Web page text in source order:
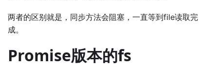
两者的区别就是，同步方法会阻塞，一直等到file读取完
成。
Promise版本的fs